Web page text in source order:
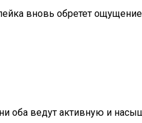
вновь обретет
оба ведут активную и